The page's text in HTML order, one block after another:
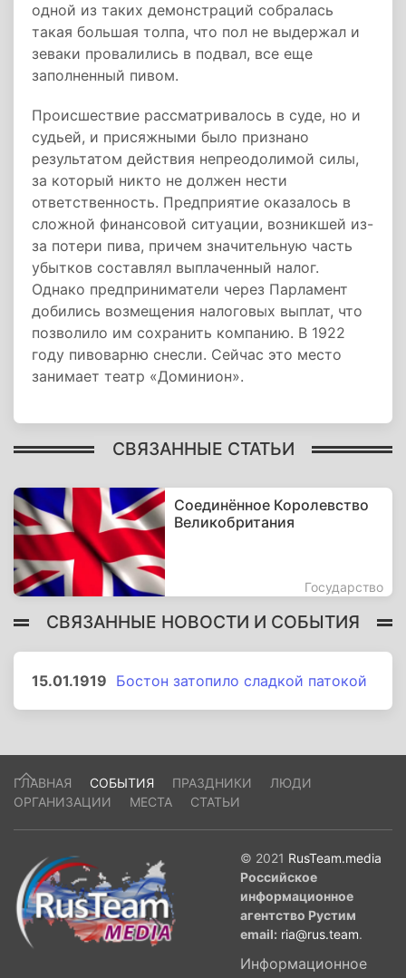
одной из таких демонстраций собралась
такая большая толпа, что пол не выдержал и
зеваки провалились в подвал, все еще
заполненный пивом.
Происшествие рассматривалось в суде, но и
судьей, и присяжными было признано
результатом действия непреодолимой силы,
за который никто не должен нести
ответственность. Предприятие оказалось в
сложной финансовой ситуации, возникшей из-
за потери пива, причем значительную часть
убытков составлял выплаченный налог.
Однако предприниматели через Парламент
добились возмещения налоговых выплат, что
позволило им сохранить компанию. В 1922
году пивоварню снесли. Сейчас это место
занимает театр «Доминион».
СВЯЗАННЫЕ СТАТЬИ
Соединённое Королевство
Великобритания
Государство
СВЯЗАННЫЕ НОВОСТИ И СОБЫТИЯ
15.01.1919 Бостон затопило сладкой патокой
ГЛАВНАЯ СОБЫТИЯ ПРАЗДНИКИ
ЛЮДИ
ОРГАНИЗАЦИИ
МЕСТА СТАТЬИ
© 2021 RusTeam.media
Российское
информационное
агентство Рустим
email: ria@rus.team.
Информационное